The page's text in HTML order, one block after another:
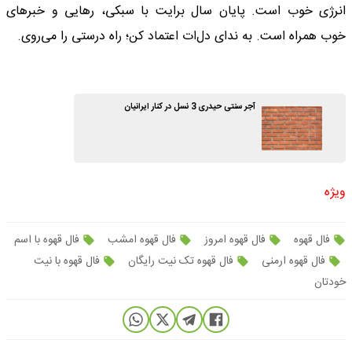
انرژی خوب است. پایان سال برایت با سبکی، رهایی و خبرهای
خوب همراه است. به ندای دل‌ات اعتماد کن؛ راه درستی را می‌روی.
آجر سنتی حیدری 3 نسل در کنار ایرانیان
ویژه
فال قهوه فال قهوه امروز فال قهوه امشب
فال قهوه با اسم
فال قهوه ارمنی
فال قهوه تک نیت رایگان
فال قهوه با نیت
خودتان